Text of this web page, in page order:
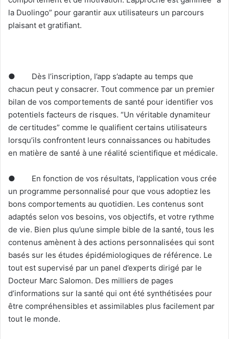
la Duolingo” pour garantir aux utilisateurs un parcours
plaisant et gratifiant.
● Dès l’inscription, l’app s’adapte au temps que
chacun peut y consacrer. Tout commence par un premier
bilan de vos comportements de santé pour identifier vos
potentiels facteurs de risques. “Un véritable dynamiteur
de certitudes” comme le qualifient certains utilisateurs
lorsqu’ils confrontent leurs connaissances ou habitudes
en matière de santé à une réalité scientifique et médicale.
● En fonction de vos résultats, l’application vous crée
un programme personnalisé pour que vous adoptiez les
bons comportements au quotidien. Les contenus sont
adaptés selon vos besoins, vos objectifs, et votre rythme
de vie. Bien plus qu’une simple bible de la santé, tous les
contenus amènent à des actions personnalisées qui sont
basés sur les études épidémiologiques de référence. Le
tout est supervisé par un panel d’experts dirigé par le
Docteur Marc Salomon. Des milliers de pages
d’informations sur la santé qui ont été synthétisées pour
être compréhensibles et assimilables plus facilement par
tout le monde.